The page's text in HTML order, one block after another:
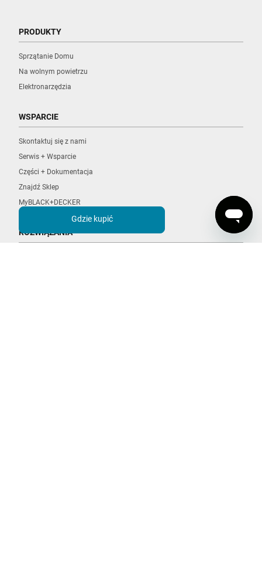
Gdzie kupić
PRODUKTY
Sprzątanie Domu
Na wolnym powietrzu
Elektronarzędzia
WSPARCIE
Skontaktuj się z nami
Serwis + Wsparcie
Części + Dokumentacja
Znajdź Sklep
MyBLACK+DECKER
ROZWIĄZANIA